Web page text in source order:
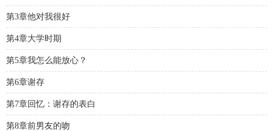
第3章他对我很好
第4章大学时期
第5章我怎么能放心？
第6章谢存
第7章回忆：谢存的表白
第8章前男友的吻